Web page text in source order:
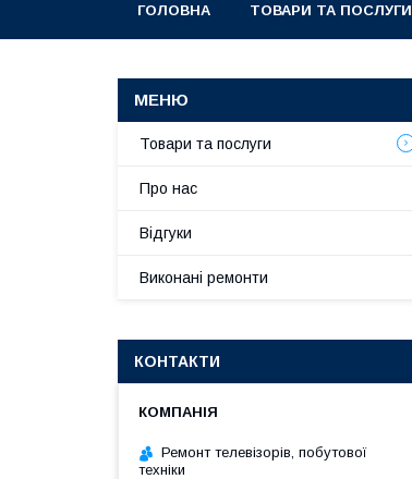
ГОЛОВНА ТОВАРИ ТА ПОСЛУГИ
Товари та послуги
Про нас
Відгуки
Виконані ремонти
КОНТАКТИ
Ремонт телевізорів, побутової
техніки